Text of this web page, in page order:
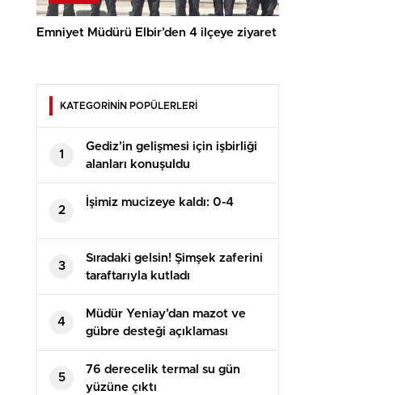
Emniyet Müdürü Elbir’den 4 ilçeye ziyaret
KATEGORİNİN POPÜLERLERİ
1
Gediz’in gelişmesi için işbirliği
alanları konuşuldu
2
İşimiz mucizeye kaldı: 0-4
3
Sıradaki gelsin! Şimşek zaferini
taraftarıyla kutladı
4
Müdür Yeniay’dan mazot ve
gübre desteği açıklaması
5
76 derecelik termal su gün
yüzüne çıktı